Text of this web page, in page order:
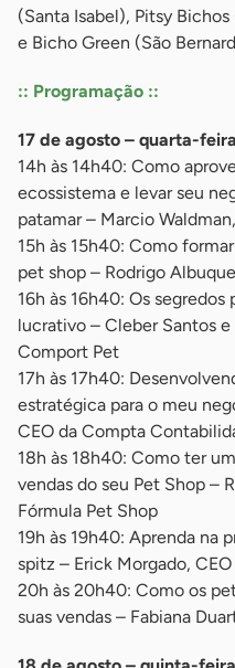
(Santa Isabel), Pitsy
e Bicho Green (São
:: Programação ::
17 de agosto – quarta-feira
14h às 14h40: Como
ecossistema e levar seu
patamar – Marcio
15h às 15h40: Como
pet shop – Rodrigo
16h às 16h40: Os
lucrativo – Cleber Santos
Comport Pet
17h às 17h40:
estratégica para o meu
CEO da Compta
18h às 18h40: Como ter
vendas do seu Pet Shop –
Fórmula Pet Shop
19h às 19h40: Aprenda na
spitz – Erick Morgado,
20h às 20h40: Como os
suas vendas – Fabiana